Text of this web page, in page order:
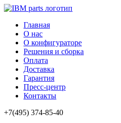
Главная
О нас
О конфигураторе
Решения и сборка
Оплата
Доставка
Гарантия
Пресс-центр
Контакты
+7(495) 374-85-40